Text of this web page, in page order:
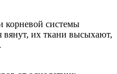
корневой системы
вянут, их ткани высыхают,